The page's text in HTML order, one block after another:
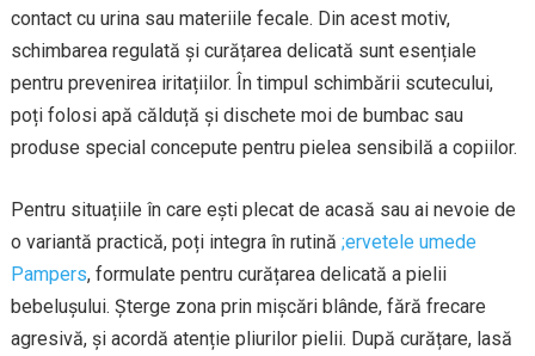
contact cu urina sau materiile fecale. Din acest motiv,
schimbarea regulată și curățarea delicată sunt esențiale
pentru prevenirea iritațiilor. În timpul schimbării scutecului,
poți folosi apă călduță și dischete moi de bumbac sau
produse special concepute pentru pielea sensibilă a copiilor.
Pentru situațiile în care ești plecat de acasă sau ai nevoie de
o variantă practică, poți integra în rutină ;ervetele umede
Pampers, formulate pentru curățarea delicată a pielii
bebelușului. Șterge zona prin mișcări blânde, fără frecare
agresivă, și acordă atenție pliurilor pielii. După curățare, lasă